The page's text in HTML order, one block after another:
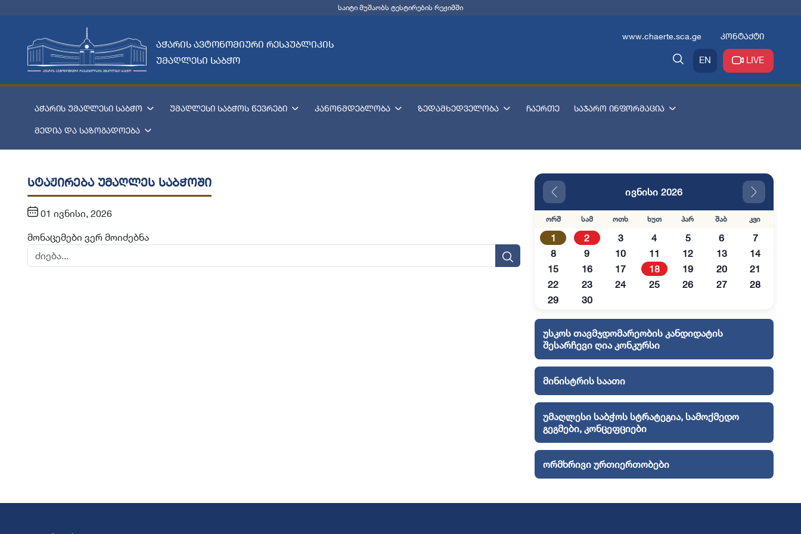
საიტი მუშაობს ტესტირების რეჟიმში
აჭარის ავტონომიური რესპუბლიკის
უმაღლესი საბჭო
www.chaerte.sca.ge კონტაქტი
EN LIVE
აჭარის უმაღლესი საბჭო უმაღლესი საბჭოს წევრები კანონმდებლობა ზედამხედველობა ჩაერთე საჯარო ინფორმაცია
მედია და საზოგადოება
სტაჟირება უმაღლეს საბჭოში
01 ივნისი, 2026
მონაცემები ვერ მოიძებნა
ივნისი 2026
ორშ სამ ოთხ ხუთ პარ შაბ კვი
1 2 3 4 5 6
7
8
9 10 11 12 13
14
15
16 17 18 19 20
21
22
23 24 25 26 27
28
29
30
უსკოს თავმჯდომარეობის კანდიდატის
შესარჩევი ღია კონკურსი
მინისტრის საათი
უმაღლესი საბჭოს სტრატეგია, სამოქმედო
გეგმები, კონცეფციები
ორმხრივი ურთიერთობები